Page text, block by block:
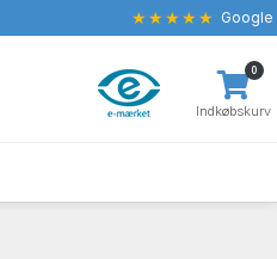
★★★★★ Google
Indkøbskurv
0